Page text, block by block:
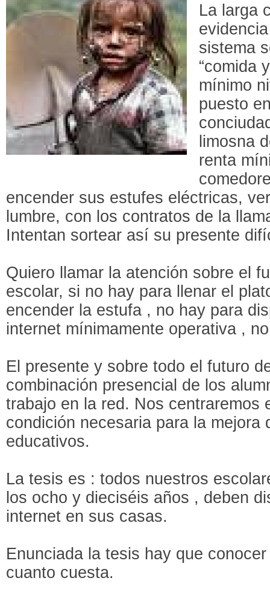
La larga
sistema
“comida
mínimo
puesto
limosna
renta
encender sus estufes eléctricas,
lumbre, con los contratos de la
Intentan sortear así su presente
Quiero llamar la atención sobre el
escolar, si no hay para llenar el
encender la estufa , no hay para
internet mínimamente operativa ,
El presente y sobre todo el futuro
combinación presencial de los
trabajo en la red. Nos centraremos
condición necesaria para la mejora
educativos.
La tesis es : todos nuestros
los ocho y dieciséis años , deben
internet en sus casas.
Enunciada la tesis hay que
cuanto cuesta.